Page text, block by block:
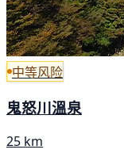
中等风险
鬼怒川溫泉
25 km